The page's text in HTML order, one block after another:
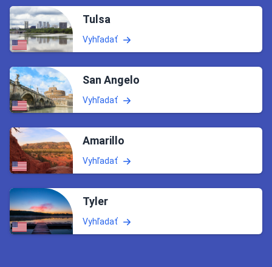
Tulsa
Vyhľadať
San Angelo
Vyhľadať
Amarillo
Vyhľadať
Tyler
Vyhľadať